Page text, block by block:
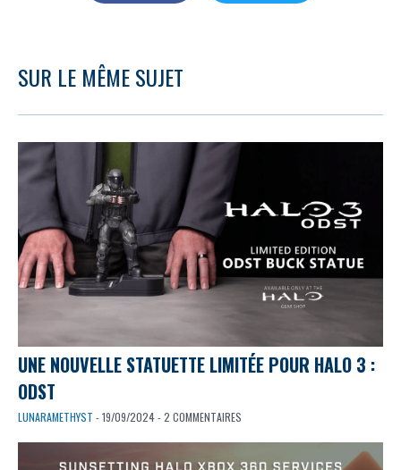
SUR LE MÊME SUJET
UNE NOUVELLE STATUETTE LIMITÉE POUR HALO 3 :
ODST
LUNARAMETHYST - 19/09/2024 - 2 COMMENTAIRES